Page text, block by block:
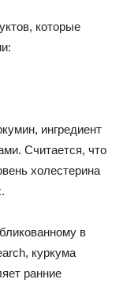
которые
ингредиент
Считается, что
холестерина
в
куркума
ранние